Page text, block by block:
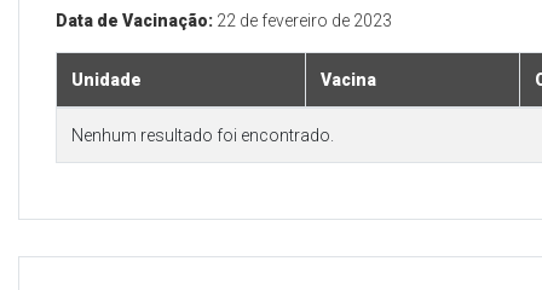
Data de Vacinação: 22 de fevereiro de 2023
Unidade Vacina
Nenhum resultado foi encontrado.